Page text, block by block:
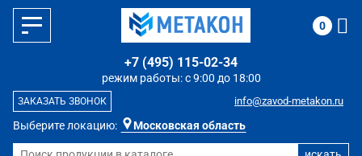
Выберите локацию: Московская область
режим работы: с 9:00 до 18:00
+7 (495) 115-02-34
info@zavod-metakon.ru
ЗАКАЗАТЬ ЗВОНОК
0